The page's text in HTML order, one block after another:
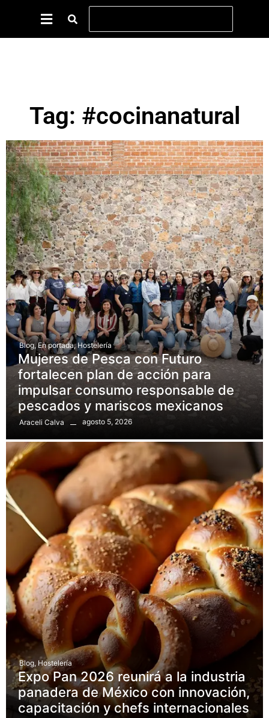
Tag: #cocinanatural
Blog, En portada, Hostelería
Mujeres de Pesca con Futuro
fortalecen plan de acción para
impulsar consumo responsable de
pescados y mariscos mexicanos
Araceli Calva agosto 5, 2026
Blog, Hostelería
Expo Pan 2026 reunirá a la industria
panadera de México con innovación,
capacitación y chefs internacionales